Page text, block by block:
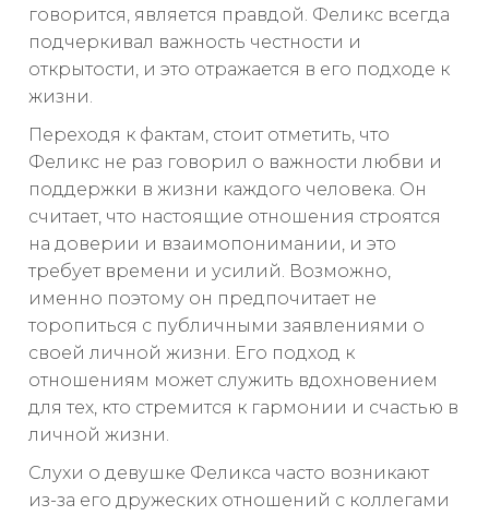
говорится, является правдой. Феликс всегда
подчеркивал важность честности и
открытости, и это отражается в его подходе к
жизни.
Переходя к фактам, стоит отметить, что
Феликс не раз говорил о важности любви и
поддержки в жизни каждого человека. Он
считает, что настоящие отношения строятся
на доверии и взаимопонимании, и это
требует времени и усилий. Возможно,
именно поэтому он предпочитает не
торопиться с публичными заявлениями о
своей личной жизни. Его подход к
отношениям может служить вдохновением
для тех, кто стремится к гармонии и счастью в
личной жизни.
Слухи о девушке Феликса часто возникают
из-за его дружеских отношений с коллегами